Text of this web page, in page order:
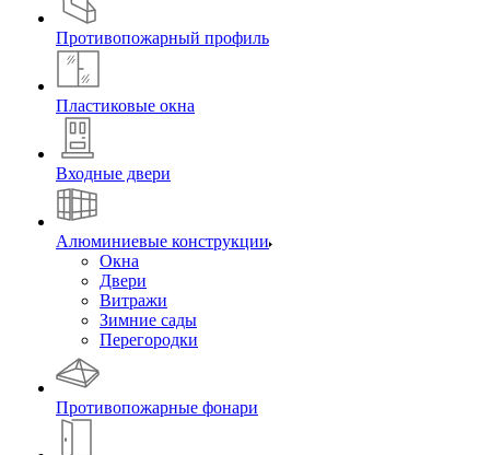
Противопожарный профиль
Пластиковые окна
Входные двери
Алюминиевые конструкции
Окна
Двери
Витражи
Зимние сады
Перегородки
Противопожарные фонари